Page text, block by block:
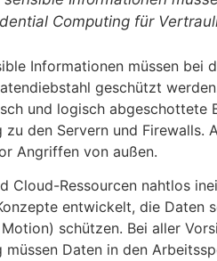
Computing für
Informationen müssen bei
geschützt
und logisch abgeschottete
den Servern und Firewalls.
Angriffen von außen.
Cloud-Ressourcen nahtlos
entwickelt, die Daten
schützen. Bei aller
Daten in den